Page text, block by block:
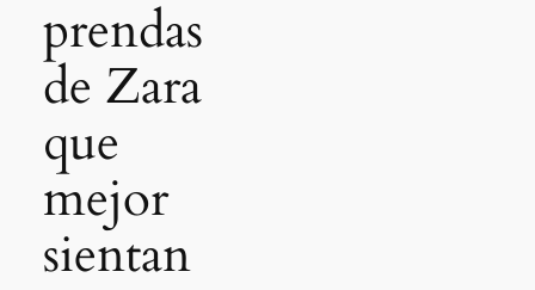
prendas
de Zara
que
mejor
sientan